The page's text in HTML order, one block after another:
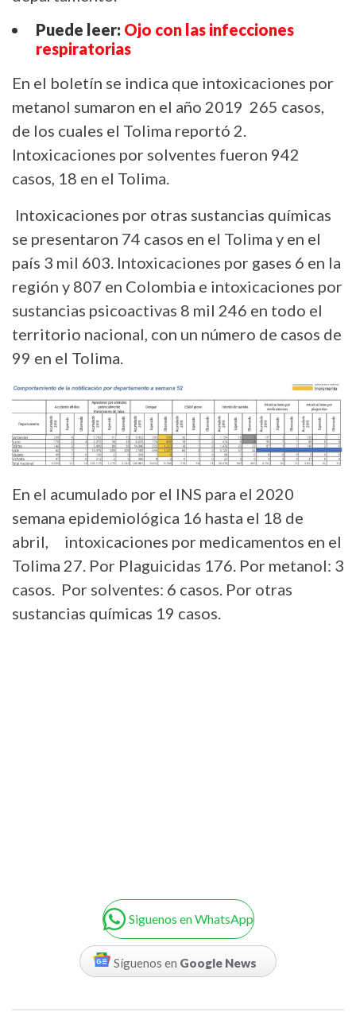
Puede leer: Ojo con las infecciones
respiratorias
En el boletín se indica que intoxicaciones por
metanol sumaron en el año 2019 265 casos,
de los cuales el Tolima reportó 2.
Intoxicaciones por solventes fueron 942
casos, 18 en el Tolima.
Intoxicaciones por otras sustancias químicas
se presentaron 74 casos en el Tolima y en el
país 3 mil 603. Intoxicaciones por gases 6 en la
región y 807 en Colombia e intoxicaciones por
sustancias psicoactivas 8 mil 246 en todo el
territorio nacional, con un número de casos de
99 en el Tolima.
En el acumulado por el INS para el 2020
semana epidemiológica 16 hasta el 18 de
abril, intoxicaciones por medicamentos en el
Tolima 27. Por Plaguicidas 176. Por metanol: 3
casos. Por solventes: 6 casos. Por otras
sustancias químicas 19 casos.
Siguenos en WhatsApp
Síguenos en Google News